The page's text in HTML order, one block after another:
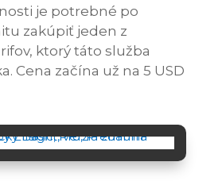
je potrebné po
zakúpiť jeden z
ktorý táto služba
Cena začína už na 5 USD